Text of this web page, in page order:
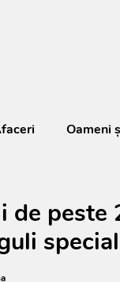
Oameni
de peste